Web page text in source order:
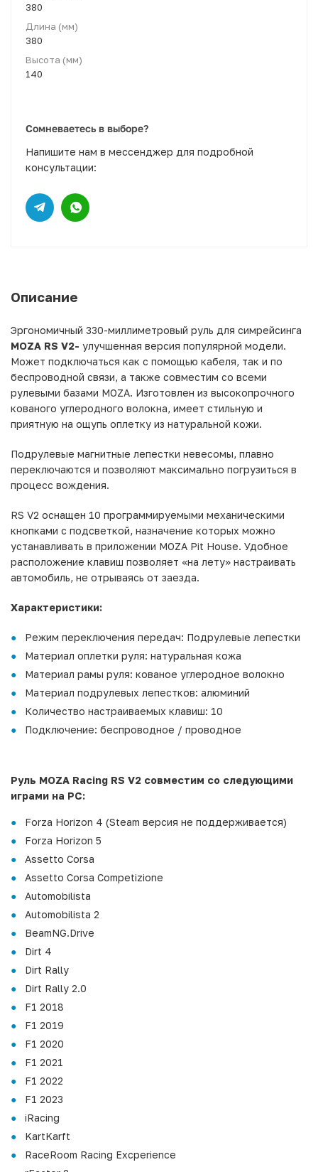
380
Длина (мм)
380
Высота (мм)
140
Сомневаетесь в выборе?
Напишите нам в мессенджер для подробной
консультации:
Описание
Эргономичный 330-миллиметровый руль для симрейсинга
MOZA RS V2- улучшенная версия популярной модели.
Может подключаться как с помощью кабеля, так и по
беспроводной связи, а также совместим со всеми
рулевыми базами MOZA. Изготовлен из высокопрочного
кованого углеродного волокна, имеет стильную и
приятную на ощупь оплетку из натуральной кожи.
Подрулевые магнитные лепестки невесомы, плавно
переключаются и позволяют максимально погрузиться в
процесс вождения.
RS V2 оснащен 10 программируемыми механическими
кнопками с подсветкой, назначение которых можно
устанавливать в приложении MOZA Pit House. Удобное
расположение клавиш позволяет «на лету» настраивать
автомобиль, не отрываясь от заезда.
Характеристики:
Режим переключения передач: Подрулевые лепестки
Материал оплетки руля: натуральная кожа
Материал рамы руля: кованое углеродное волокно
Материал подрулевых лепестков: алюминий
Количество настраиваемых клавиш: 10
Подключение: беспроводное / проводное
Руль MOZA Racing RS V2 совместим со следующими
играми на PC:
Forza Horizon 4 (Steam версия не поддерживается)
Forza Horizon 5
Assetto Corsa
Assetto Corsa Competizione
Automobilista
Automobilista 2
BeamNG.Drive
Dirt 4
Dirt Rally
Dirt Rally 2.0
F1 2018
F1 2019
F1 2020
F1 2021
F1 2022
F1 2023
iRacing
KartKarft
RaceRoom Racing Excperience